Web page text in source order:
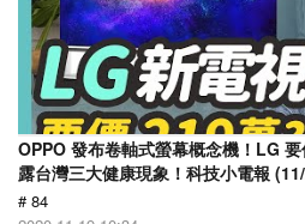
OPPO 發布卷軸式螢幕概念機！LG
露台灣三大健康現象！科技小電報
# 84